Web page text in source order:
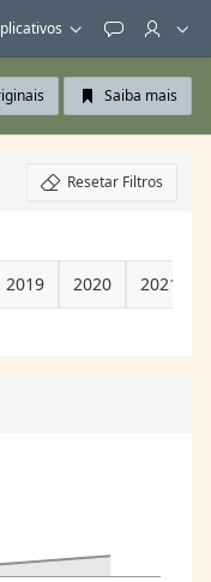
Feedback
Saiba mais
Resetar Filtros
2019 2020 2021